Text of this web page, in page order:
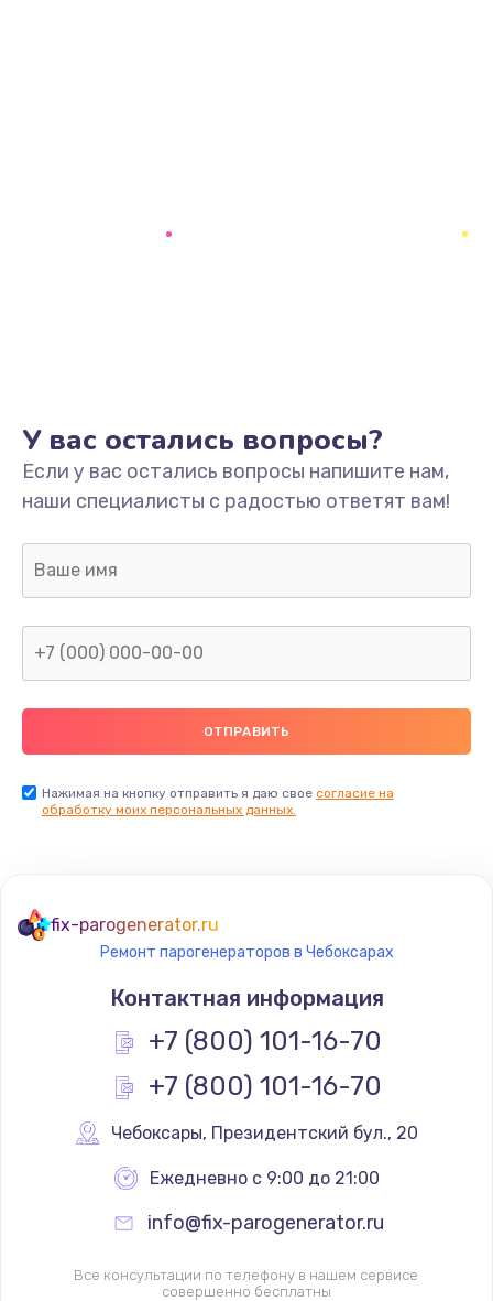
У вас остались вопросы?
Если у вас остались вопросы напишите нам,
наши специалисты с радостью ответят вам!
Нажимая на кнопку отправить я даю свое согласие на
обработку моих персональных данных.
fix-parogenerator.ru
Ремонт парогенераторов в Чебоксарах
Контактная информация
+7 (800) 101-16-70
+7 (800) 101-16-70
Чебоксары, Президентский бул., 20
Ежедневно с 9:00 до 21:00
info@fix-parogenerator.ru
Все консультации по телефону в нашем сервисе
совершенно бесплатны